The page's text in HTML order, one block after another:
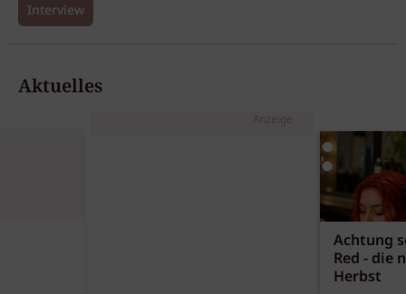
Interview
Aktuelles
Anzeige
Achtung
Red - die
Herbst